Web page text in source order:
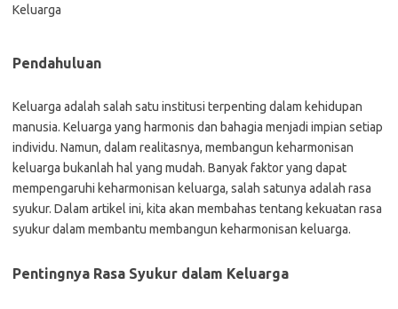
Pendahuluan
Keluarga adalah salah satu institusi terpenting dalam kehidupan
manusia. Keluarga yang harmonis dan bahagia menjadi impian setiap
individu. Namun, dalam realitasnya, membangun keharmonisan
keluarga bukanlah hal yang mudah. Banyak faktor yang dapat
mempengaruhi keharmonisan keluarga, salah satunya adalah rasa
syukur. Dalam artikel ini, kita akan membahas tentang kekuatan rasa
syukur dalam membantu membangun keharmonisan keluarga.
Pentingnya Rasa Syukur dalam Keluarga